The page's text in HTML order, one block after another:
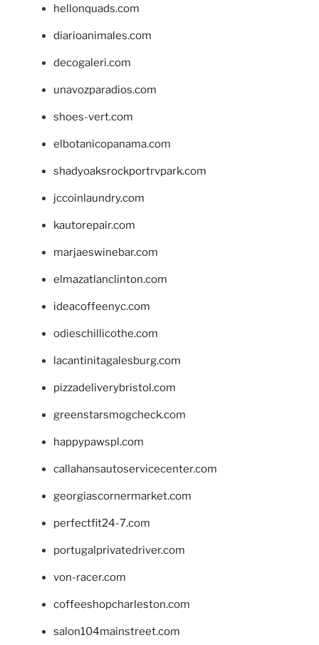
hellonquads.com
diarioanimales.com
decogaleri.com
unavozparadios.com
shoes-vert.com
elbotanicopanama.com
shadyoaksrockportrvpark.com
jccoinlaundry.com
kautorepair.com
marjaeswinebar.com
elmazatlanclinton.com
ideacoffeenyc.com
odieschillicothe.com
lacantinitagalesburg.com
pizzadeliverybristol.com
greenstarsmogcheck.com
happypawspl.com
callahansautoservicecenter.com
georgiascornermarket.com
perfectfit24-7.com
portugalprivatedriver.com
von-racer.com
coffeeshopcharleston.com
salon104mainstreet.com